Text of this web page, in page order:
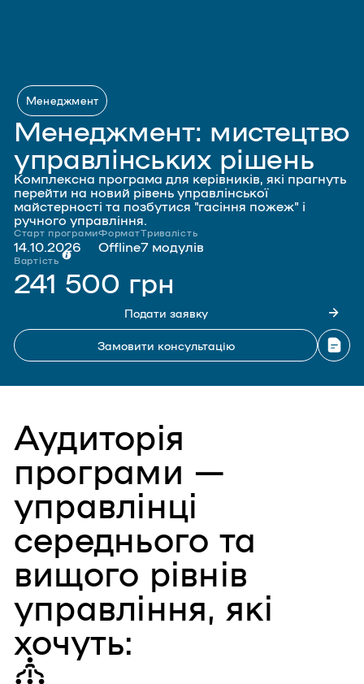
Менеджмент
Менеджмент: мистецтво
управлінських рішень
Комплексна програма для керівників, які прагнуть
перейти на новий рівень управлінської
майстерності та позбутися "гасіння пожеж" і
ручного управління.
Старт програми
14.10.2026
Формат
Offline
Тривалість
7 модулів
Вартість
241 500 грн
Подати заявку
Замовити консультацію
Аудиторія
програми —
управлінці
середнього та
вищого рівнів
управління, які
хочуть: